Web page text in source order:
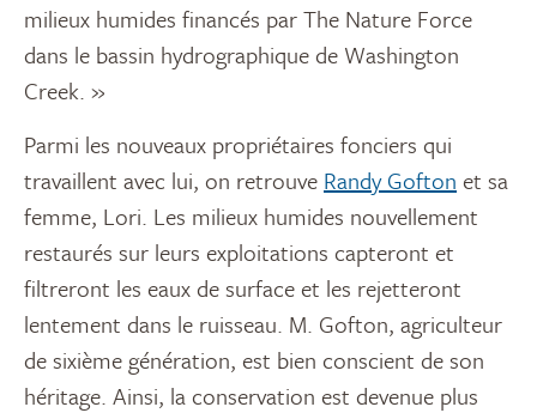
milieux humides financés par The Nature Force
dans le bassin hydrographique de Washington
Creek. »
Parmi les nouveaux propriétaires fonciers qui
travaillent avec lui, on retrouve Randy Gofton et sa
femme, Lori. Les milieux humides nouvellement
restaurés sur leurs exploitations capteront et
filtreront les eaux de surface et les rejetteront
lentement dans le ruisseau. M. Gofton, agriculteur
de sixième génération, est bien conscient de son
héritage. Ainsi, la conservation est devenue plus